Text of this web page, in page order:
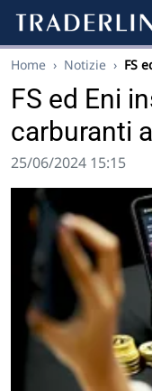
Home › Notizie › FS
FS ed Eni
carburanti
25/06/2024 15:15